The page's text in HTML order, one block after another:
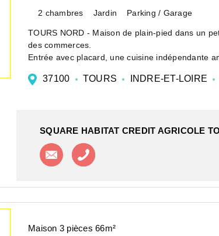
2 chambres Jardin Parking / Garage
TOURS NORD - Maison de plain-pied dans un
des commerces.
Entrée avec placard, une cuisine indépendante
37100 TOURS INDRE-ET-LOIRE
SQUARE HABITAT CREDIT AGRICOLE
Contacter l'agence
Maison 3 pièces 66m²